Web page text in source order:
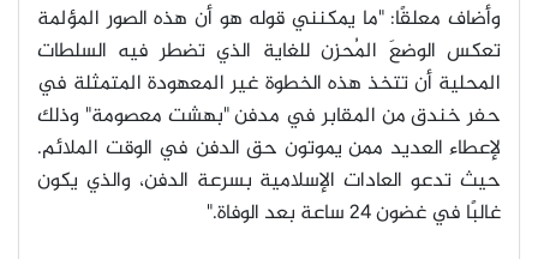
وأضاف معلقًا: "ما يمكنني قوله هو أن هذه الصور المؤلمة
تعكس الوضعَ المُحزن للغاية الذي تضطر فيه السلطات
المحلية أن تتخذ هذه الخطوة غير المعهودة المتمثلة في
حفر خندق من المقابر في مدفن "بهشت معصومة" وذلك
لإعطاء العديد ممن يموتون حق الدفن في الوقت الملائم.
حيث تدعو العادات الإسلامية بسرعة الدفن، والذي يكون
غالبًا في غضون 24 ساعة بعد الوفاة.
"